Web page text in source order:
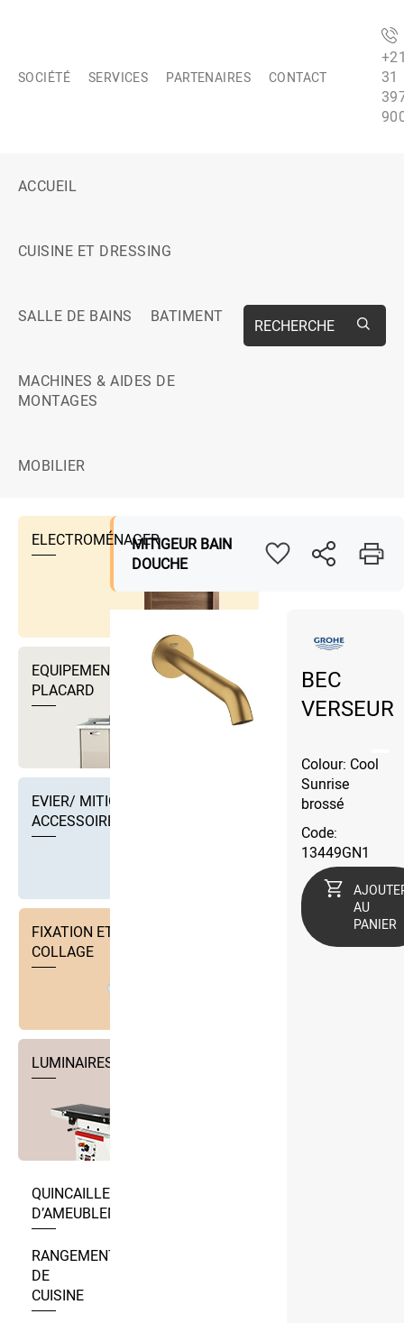
SOCIÉTÉ SERVICES PARTENAIRES CONTACT
31
ACCUEIL
CUISINE ET DRESSING
SALLE DE BAINS BATIMENT
MACHINES & AIDES DE
MONTAGES
MOBILIER
RECHERCHE
ELECTROMÉNAGER
EQUIPEMENTS DRESSING ET
PLACARD
EVIER/ MITIGEUR EVIER ET
ACCESSOIRES
FIXATION ET TECHNIQUE DE
COLLAGE
LUMINAIRES
QUINCAILLERIE
D’AMEUBLEMENT
RANGEMENT
DE
CUISINE
MITIGEUR BAIN
DOUCHE
BEC
VERSEUR
Colour: Cool
Sunrise
brossé
Code:
13449GN1
AU
PANIER